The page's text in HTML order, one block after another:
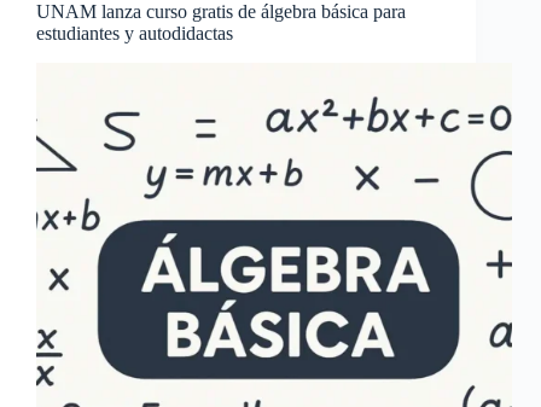
UNAM lanza curso gratis de álgebra básica para
estudiantes y autodidactas